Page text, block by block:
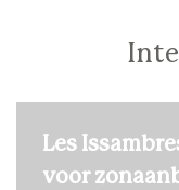
Les
voor